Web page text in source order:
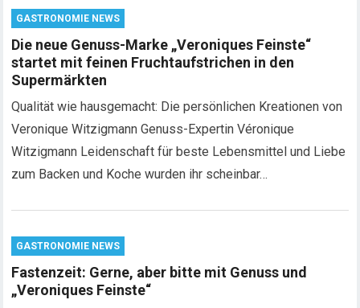
GASTRONOMIE NEWS
Die neue Genuss-Marke „Veroniques Feinste“
startet mit feinen Fruchtaufstrichen in den
Supermärkten
Qualität wie hausgemacht: Die persönlichen Kreationen von
Veronique Witzigmann Genuss-Expertin Véronique
Witzigmann Leidenschaft für beste Lebensmittel und Liebe
zum Backen und Koche wurden ihr scheinbar…
GASTRONOMIE NEWS
Fastenzeit: Gerne, aber bitte mit Genuss und
„Veroniques Feinste“